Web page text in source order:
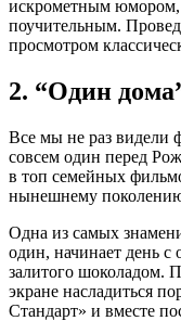
искрометным юмором,
поучительным.
просмотром
2. “Один
Все мы не раз видели
совсем один перед
в топ семейных
нынешнему
Одна из самых
один, начинает день
залитого шоколадом.
экране насладиться
Стандарт» и вместе